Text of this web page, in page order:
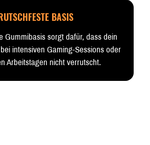
BASIS
Gummibasis sorgt dafür, dass dein
intensiven Gaming-Sessions oder
Arbeitstagen nicht verrutscht.